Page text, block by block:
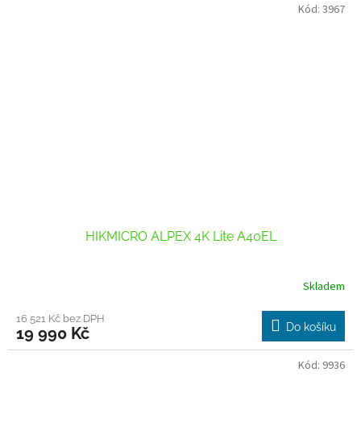
HIKMICRO ALPEX 4K Lite A40EL
Skladem
16 521 Kč bez DPH
19 990 Kč Do košíku
Kód: 3967
Kód: 9936